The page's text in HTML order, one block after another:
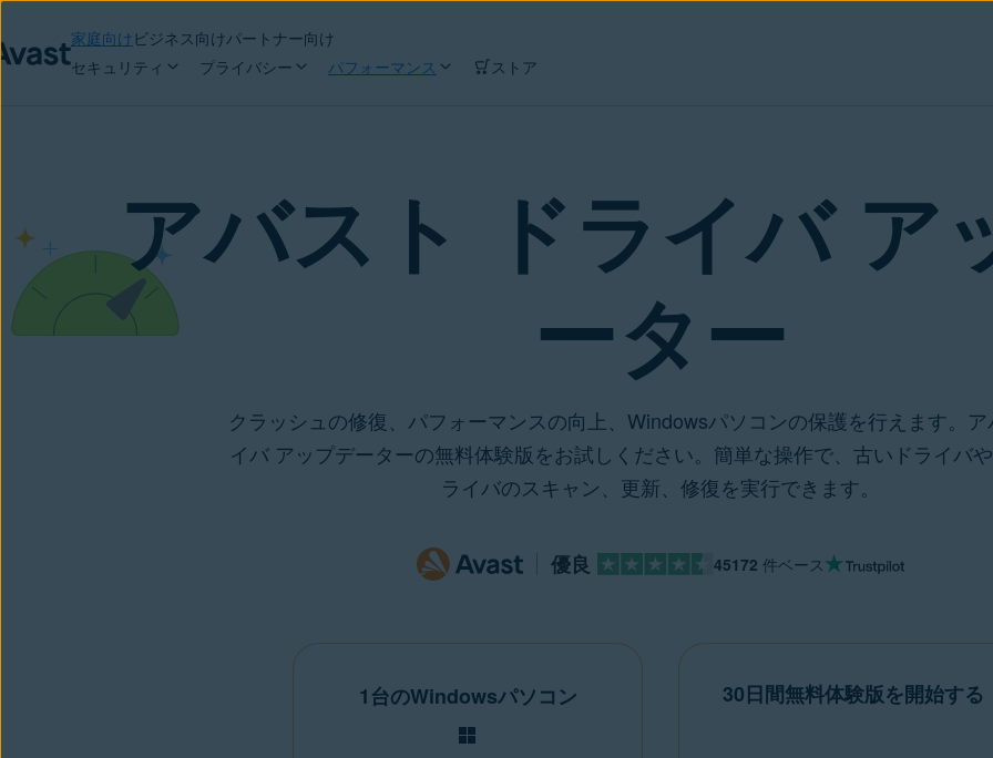
家庭向け ビジネス向けパートナー向け
セキュリティ
プライバシー パフォーマンス ストア
アバスト ドライバ ア
ーター
クラッシュの修復、パフォーマンスの向上、Windowsパソコンの保護を行えます。
イバ アップデーターの無料体験版をお試しください。簡単な操作で、古いドライバ
ライバのスキャン、更新、修復を実行できます。
優良 45172 件ベース
1台のWindowsパソコン 30日間無料体験版を開始する